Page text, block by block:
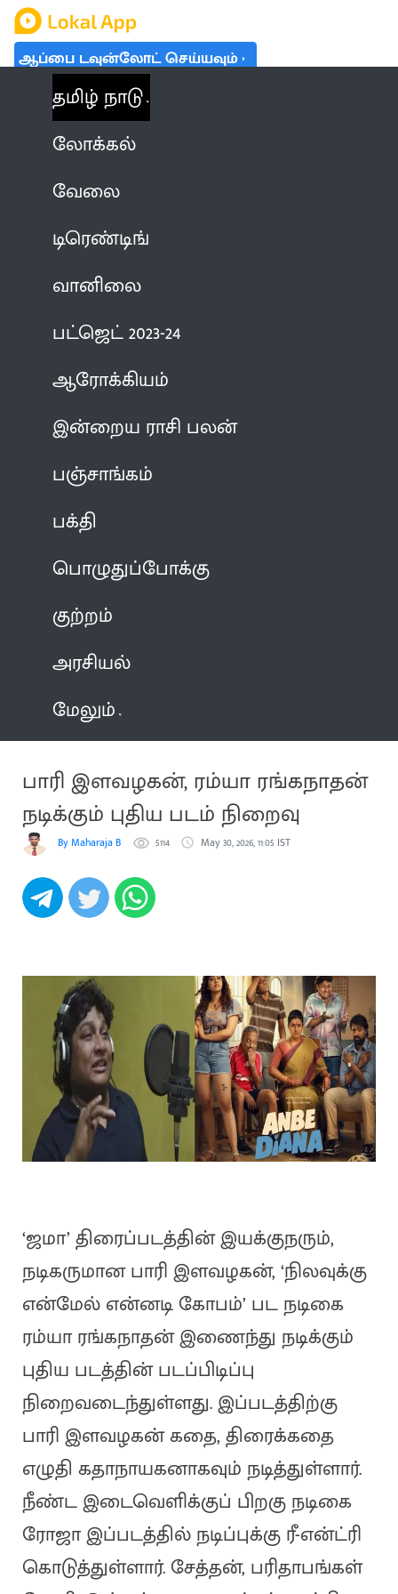
ஆப்பை டவுன்லோட் செய்யவும்
தமிழ் நாடு
லோக்கல்
வேலை
டிரெண்டிங்
வானிலை
பட்ஜெட் 2023-24
ஆரோக்கியம்
இன்றைய ராசி பலன்
பஞ்சாங்கம்
பக்தி
பொழுதுப்போக்கு
குற்றம்
அரசியல்
மேலும்
பாரி இளவழகன், ரம்யா ரங்கநாதன்
நடிக்கும் புதிய படம் நிறைவு
By Maharaja B 5114 May 30, 2026, 11:05 IST
‘ஜமா’ திரைப்படத்தின் இயக்குநரும்,
நடிகருமான பாரி இளவழகன், ‘நிலவுக்கு
என்மேல் என்னடி கோபம்’ பட நடிகை
ரம்யா ரங்கநாதன் இணைந்து நடிக்கும்
புதிய படத்தின் படப்பிடிப்பு
நிறைவடைந்துள்ளது. இப்படத்திற்கு
பாரி இளவழகன் கதை, திரைக்கதை
எழுதி கதாநாயகனாகவும் நடித்துள்ளார்.
நீண்ட இடைவெளிக்குப் பிறகு நடிகை
ரோஜா இப்படத்தில் நடிப்புக்கு ரீ-என்ட்ரி
கொடுத்துள்ளார். சேத்தன், பரிதாபங்கள்